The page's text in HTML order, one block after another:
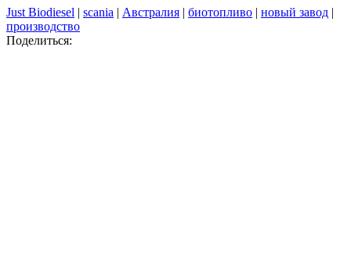
Just Biodiesel | scania | Австралия | биотопливо | новый завод |
производство
Поделиться: